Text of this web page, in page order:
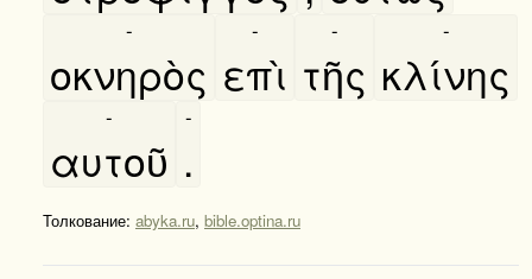
οκνηρὸς
-
επὶ
-
τῆς
-
κλίνης
-
αυτοῦ
-
.
-
Толкование: abyka.ru, bible.optina.ru